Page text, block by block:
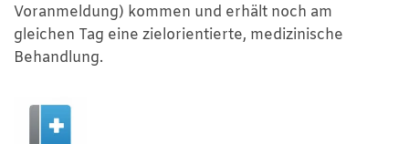
Voranmeldung) kommen und erhält noch am
gleichen Tag eine zielorientierte, medizinische
Behandlung.